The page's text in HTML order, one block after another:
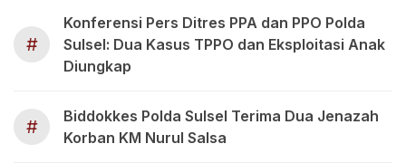
#
Konferensi Pers Ditres PPA dan PPO Polda
Sulsel: Dua Kasus TPPO dan Eksploitasi Anak
Diungkap
#
Biddokkes Polda Sulsel Terima Dua Jenazah
Korban KM Nurul Salsa